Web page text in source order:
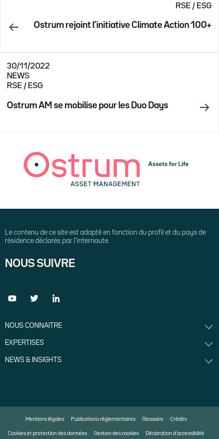
RSE / ESG
Ostrum rejoint l’initiative Climate Action 100+
30/11/2022
NEWS
RSE / ESG
Ostrum AM se mobilise pour les Duo Days
Le contenu de ce site est adapté en fonction du profil et du pays de
résidence déclarés par l'internaute.
NOUS SUIVRE
NOUS CONNAITRE
EXPERTISES
NEWS & INSIGHTS
Mentions légales Publications réglementaires Glossaire Crédits
Cookies et protection des données Gestion des cookies Déclaration d'accessibilité